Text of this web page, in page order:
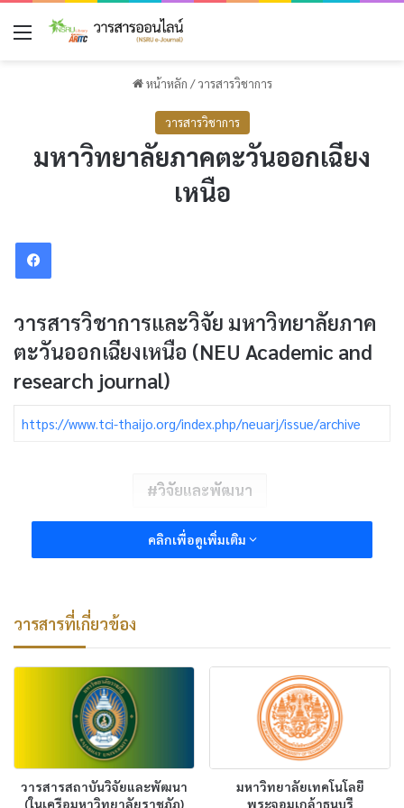
เมนู
หน้าหลัก / วารสารวิชาการ
วารสารวิชาการ
มหาวิทยาลัยภาคตะวันออกเฉียง
เหนือ
Facebook
วารสารวิชาการและวิจัย มหาวิทยาลัยภาค
ตะวันออกเฉียงเหนือ (NEU Academic and
research journal)
https://www.tci-thaijo.org/index.php/neuarj/issue/archive
วิจัยและพัฒนา
คลิกเพื่อดูเพิ่มเติม
วารสารที่เกี่ยวข้อง
วารสารสถาบันวิจัยและพัฒนา
(ในเครือมหาวิทยาลัยราชภัฏ)
มหาวิทยาลัยเทคโนโลยี
พระจอมเกล้าธนบุรี